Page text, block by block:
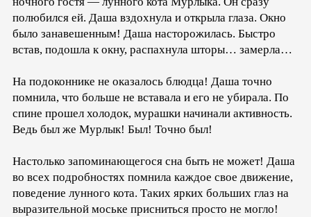
полюбился ей. Даша вздохнула и открыла глаза. Окно
было занавешенным! Даша насторожилась. Быстро
встав, подошла к окну, распахнула шторы… замерла…
На подоконнике не оказалось блюдца! Даша точно
помнила, что больше не вставала и его не убирала. По
спине прошел холодок, мурашки начинали активность.
Ведь был же Мурлык! Был! Точно был!
Настолько запоминающегося сна быть не может! Даша
во всех подробностях помнила каждое свое движение,
поведение лунного кота. Таких ярких больших глаз на
выразительной моське присниться просто не могло!